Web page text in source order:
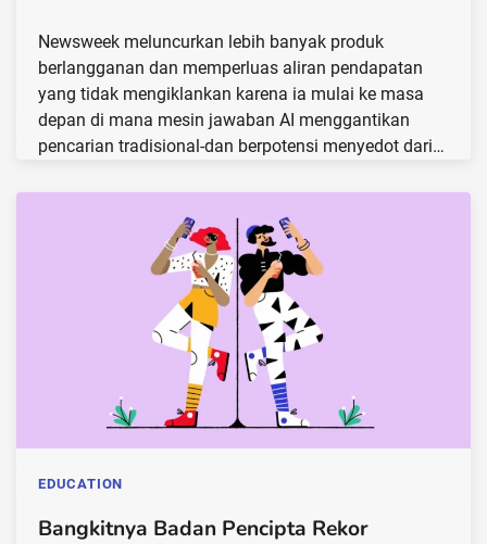
Newsweek meluncurkan lebih banyak produk
berlangganan dan memperluas aliran pendapatan
yang tidak mengiklankan karena ia mulai ke masa
depan di mana mesin jawaban AI menggantikan
pencarian tradisional-dan berpotensi menyedot dari…
EDUCATION
Bangkitnya Badan Pencipta Rekor